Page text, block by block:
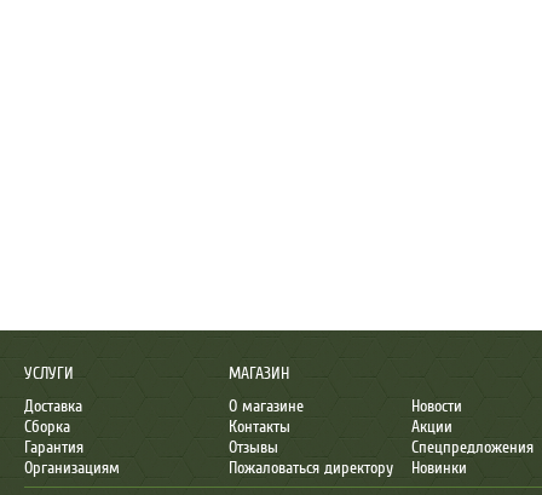
УСЛУГИ
Доставка
Сборка
Гарантия
Организациям
МАГАЗИН
О магазине
Контакты
Отзывы
Пожаловаться директору
Новости
Акции
Спецпредложения
Новинки